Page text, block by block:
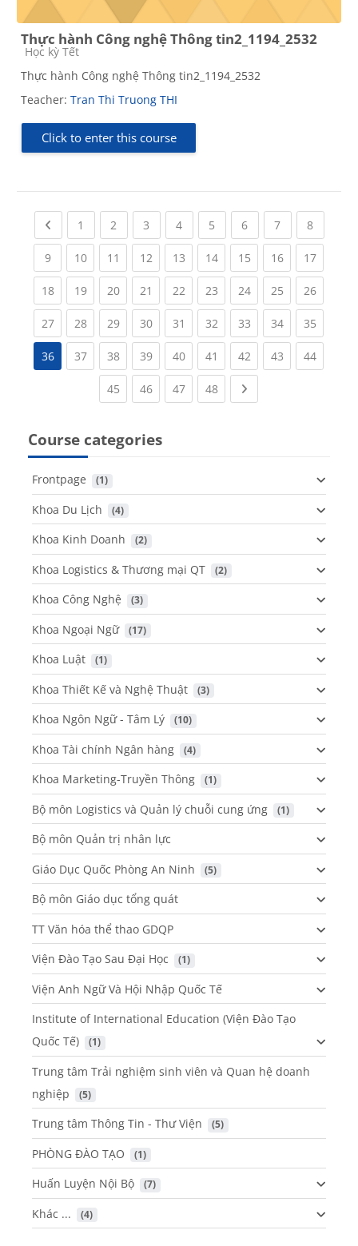
Thực hành Công nghệ Thông tin2_1194_2532
Course category
Học kỳ Tết
Thực hành Công nghệ Thông tin2_1194_2532
Teacher: Tran Thi Truong THI
Click to enter this course
Previous page
1 (current)
2 (current)
3 (current)
4(current)
5 (current)
6(current)
7(current)
8(current)
9(current)
10(current)
11 (current)
12(current)
13(current)
14(current)
15(current)
16(current)
17
18(current)
19(current)
20(current)
21 (current)
22(current)
23(current)
24(current)
25(current)
26
27(current)
28(current)
29(current)
30(current)
31 (current)
32(current)
33(current)
34(current)
35
36 37(current)
38(current)
39(current)
40(current)
41 (current)
42(current)
43(current)
44
45(current)
46(current)
47(current)
48(current)
Course categories
Frontpage (1)
Khoa Du Lịch (4)
Khoa Kinh Doanh (2)
Khoa Logistics & Thương mại QT (2)
Khoa Công Nghệ (3)
Khoa Ngoại Ngữ (17)
Khoa Luật (1)
Khoa Thiết Kế và Nghệ Thuật (3)
Khoa Ngôn Ngữ - Tâm Lý (10)
Khoa Tài chính Ngân hàng (4)
Khoa Marketing-Truyền Thông (1)
Bộ môn Logistics và Quản lý chuỗi cung ứng (1)
Bộ môn Quản trị nhân lực
Giáo Dục Quốc Phòng An Ninh
(5)
Bộ môn Giáo dục tổng quát
TT Văn hóa thể thao GDQP
Viện Đào Tạo Sau Đại Học
(1)
Viện Anh Ngữ Và Hội Nhập Quốc Tế
Institute of International Education (Viện Đào Tạo
Quốc Tế)
(1)
Trung tâm Trải nghiệm sinh viên và Quan hệ doanh
nghiệp
(5)
Trung tâm Thông Tin - Thư Viện (5)
PHÒNG ĐÀO TẠO (1)
Huấn Luyện Nội Bộ (7)
Khác ... (4)